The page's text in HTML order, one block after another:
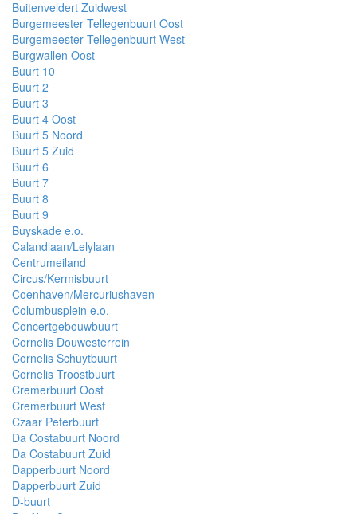
Buitenveldert Zuidwest
Burgemeester Tellegenbuurt Oost
Burgemeester Tellegenbuurt West
Burgwallen Oost
Buurt 10
Buurt 2
Buurt 3
Buurt 4 Oost
Buurt 5 Noord
Buurt 5 Zuid
Buurt 6
Buurt 7
Buurt 8
Buurt 9
Buyskade e.o.
Calandlaan/Lelylaan
Centrumeiland
Circus/Kermisbuurt
Coenhaven/Mercuriushaven
Columbusplein e.o.
Concertgebouwbuurt
Cornelis Douwesterrein
Cornelis Schuytbuurt
Cornelis Troostbuurt
Cremerbuurt Oost
Cremerbuurt West
Czaar Peterbuurt
Da Costabuurt Noord
Da Costabuurt Zuid
Dapperbuurt Noord
Dapperbuurt Zuid
D-buurt